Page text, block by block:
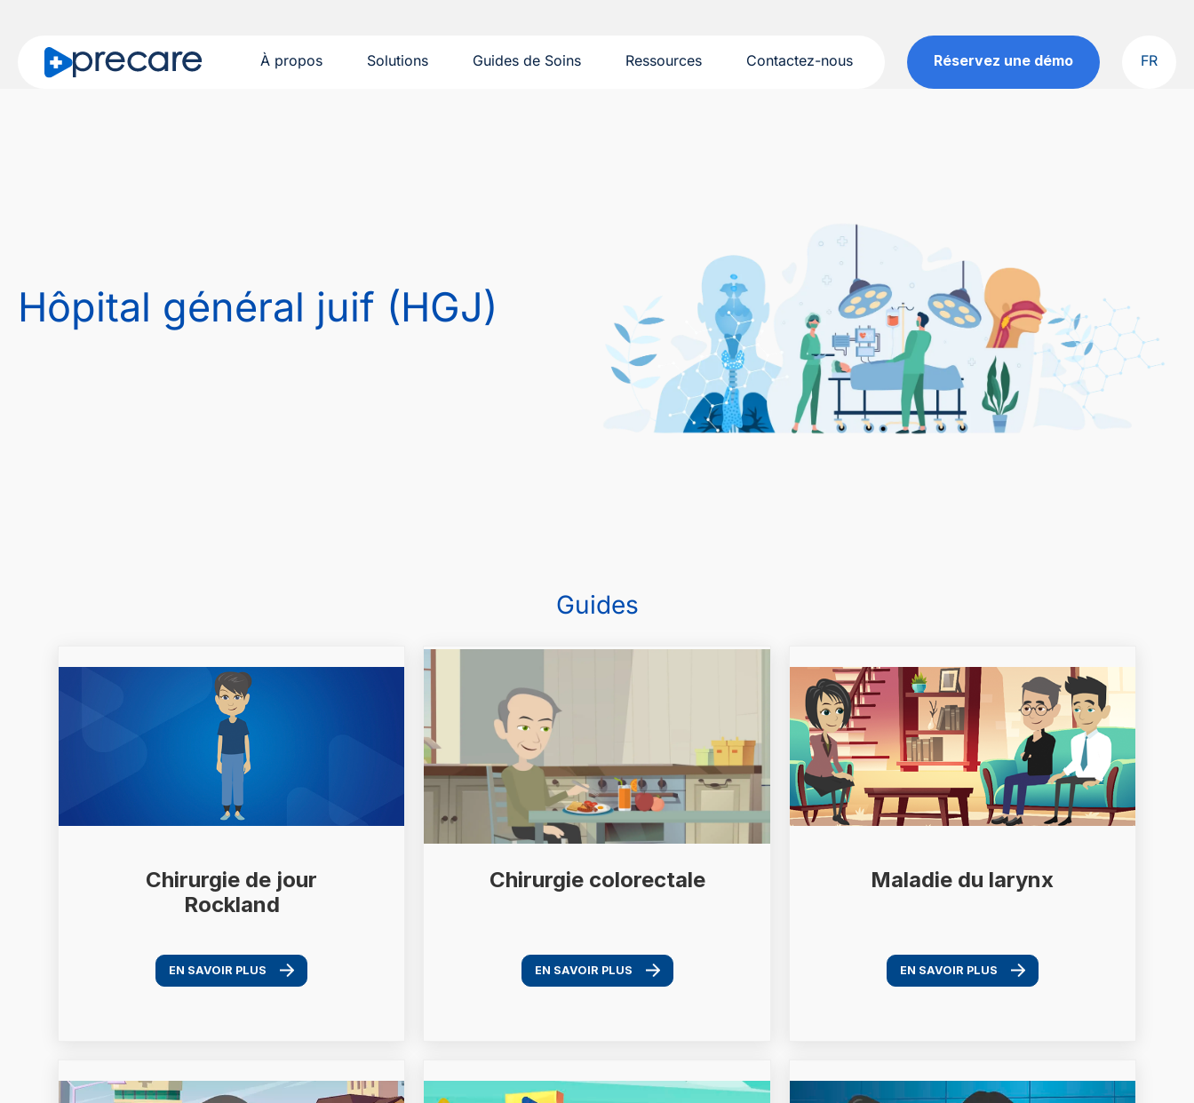
À propos Solutions Guides de Soins Ressources Contactez-nous Réservez une démo FR
Hôpital général juif (HGJ)
Guides
Chirurgie de jour
Rockland
EN SAVOIR PLUS
Chirurgie colorectale
EN SAVOIR PLUS
Maladie du larynx
EN SAVOIR PLUS